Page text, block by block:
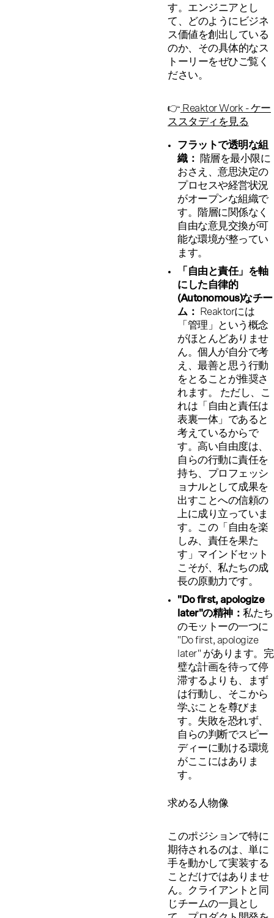
す。エンジニアとし
て、どのようにビジネ
ス価値を創出している
のか、その具体的なス
トーリーをぜひご覧く
ださい。
👉 Reaktor Work - ケー
ススタディを見る
フラットで透明な組
織：
階層を最小限に
おさえ、意思決定の
プロセスや経営状況
がオープンな組織で
す。階層に関係なく
自由な意見交換が可
能な環境が整ってい
ます。
「自由と責任」を軸
にした自律的
(Autonomous)なチー
ム：
Reaktorには
「管理」という概念
がほとんどありませ
ん。個人が自分で考
え、最善と思う行動
をとることが推奨さ
れます。 ただし、こ
れは「自由と責任は
表裏一体」であると
考えているからで
す。高い自由度は、
自らの行動に責任を
持ち、プロフェッシ
ョナルとして成果を
出すことへの信頼の
上に成り立っていま
す。この「自由を楽
しみ、責任を果た
す」マインドセット
こそが、私たちの成
長の原動力です。
"Do first, apologize
later"の精神：私たち
のモットーの一つに
"Do first, apologize
later" があります。完
璧な計画を待って停
滞するよりも、まず
は行動し、そこから
学ぶことを尊びま
す。失敗を恐れず、
自らの判断でスピー
ディーに動ける環境
がここにはありま
す。
求める人物像
このポジションで特に
期待されるのは、単に
手を動かして実装する
ことだけではありませ
ん。クライアントと同
じチームの一員とし